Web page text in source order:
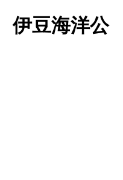
伊豆海洋公